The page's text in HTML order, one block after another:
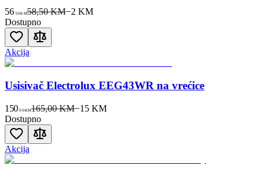
56 50KM58,50 KM−2 KM
Dostupno
Akcija
Usisivač Electrolux EEG43WR na vrećice
150 00KM165,00 KM−15 KM
Dostupno
Akcija